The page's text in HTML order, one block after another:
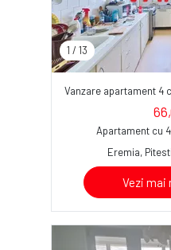
1 / 13
Vanzare apartament 4
Apartament cu
Eremia, Pitesti
Vezi mai